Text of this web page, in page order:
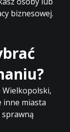
biznesowej.
inne miasta